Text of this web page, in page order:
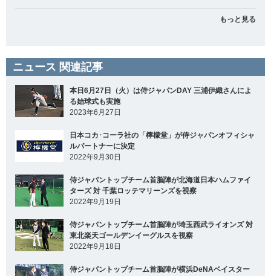
もっと見る
ニュース 関連記事
本日6月27日（火）は侍ジャパンDAY 三浦伊織さんによ
る始球式も実施
2023年6月27日
日本コカ･コーラ社の「檸檬堂」が侍ジャパンオフィシャ
ルパートナーに決定
2022年9月30日
侍ジャパントップチーム首脳陣が北海道日本ハムファイ
ターズ 対 千葉ロッテマリーンズを視察
2022年9月19日
侍ジャパントップチーム首脳陣が埼玉西武ライオンズ 対
東北楽天ゴールデンイーグルスを視察
2022年9月18日
侍ジャパントップチーム首脳陣が横浜DeNAベイスター